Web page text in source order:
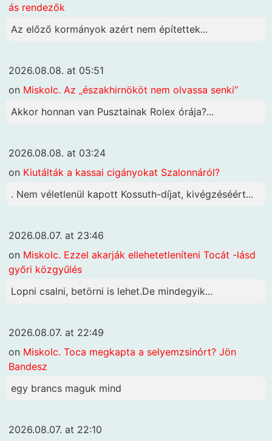
ás rendezők
Az előző kormányok azért nem építettek...
2026.08.08. at 05:51
on Miskolc. Az „északhirnököt nem olvassa senki”
Akkor honnan van Pusztainak Rolex órája?...
2026.08.08. at 03:24
on Kiutálták a kassai cigányokat Szalonnáról?
. Nem véletlenül kapott Kossuth-díjat, kivégzéséért...
2026.08.07. at 23:46
on Miskolc. Ezzel akarják ellehetetleníteni Tocát -lásd
győri közgyűlés
Lopni csalni, betörni is lehet.De mindegyik...
2026.08.07. at 22:49
on Miskolc. Toca megkapta a selyemzsinórt? Jön
Bandesz
egy brancs maguk mind
2026.08.07. at 22:10